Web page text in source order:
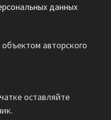
данных
авторского
оставляйте